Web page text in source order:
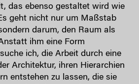
das ebenso gestaltet wird wie
geht nicht nur um Maßstab
darum, den Raum als
ihm eine Form
ich, die Arbeit durch eine
Architektur, ihren Hierarchien
entstehen zu lassen, die sie